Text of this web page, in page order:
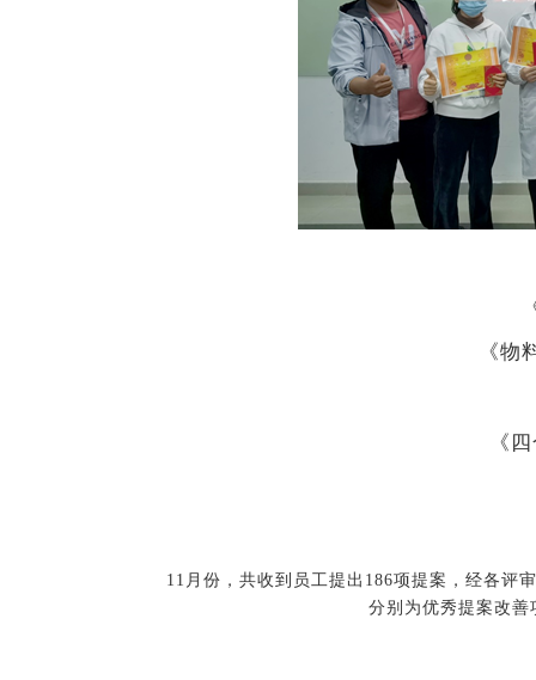
《物
《
11月份，共收到员工提出186项提案，经各评审
分别为优秀提案改